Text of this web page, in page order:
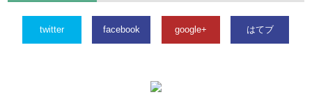
twitter facebook google+ はてブ